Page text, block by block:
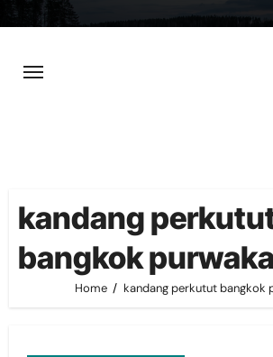
content
kandang
bangkok
Home kandang perkutut bangkok